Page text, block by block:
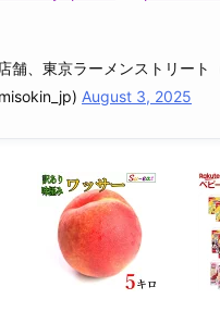
舗、東京ラーメンストリート
August 3, 2025